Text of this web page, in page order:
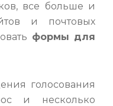
все больше и
и почтовых
формы для
голосования
и несколько